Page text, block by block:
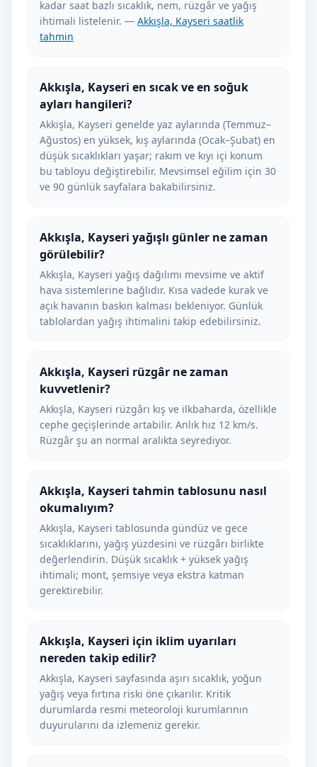
kadar saat bazlı sıcaklık, nem, rüzgâr ve yağış
ihtimali listelenir. — Akkışla, Kayseri saatlik
tahmin
Akkışla, Kayseri en sıcak ve en soğuk
ayları hangileri?
Akkışla, Kayseri genelde yaz aylarında (Temmuz–
Ağustos) en yüksek, kış aylarında (Ocak–Şubat) en
düşük sıcaklıkları yaşar; rakım ve kıyı içi konum
bu tabloyu değiştirebilir. Mevsimsel eğilim için 30
ve 90 günlük sayfalara bakabilirsiniz.
Akkışla, Kayseri yağışlı günler ne zaman
görülebilir?
Akkışla, Kayseri yağış dağılımı mevsime ve aktif
hava sistemlerine bağlıdır. Kısa vadede kurak ve
açık havanın baskın kalması bekleniyor. Günlük
tablolardan yağış ihtimalini takip edebilirsiniz.
Akkışla, Kayseri rüzgâr ne zaman
kuvvetlenir?
Akkışla, Kayseri rüzgârı kış ve ilkbaharda, özellikle
cephe geçişlerinde artabilir. Anlık hız 12 km/s.
Rüzgâr şu an normal aralıkta seyrediyor.
Akkışla, Kayseri tahmin tablosunu nasıl
okumalıyım?
Akkışla, Kayseri tablosunda gündüz ve gece
sıcaklıklarını, yağış yüzdesini ve rüzgârı birlikte
değerlendirin. Düşük sıcaklık + yüksek yağış
ihtimali; mont, şemsiye veya ekstra katman
gerektirebilir.
Akkışla, Kayseri için iklim uyarıları
nereden takip edilir?
Akkışla, Kayseri sayfasında aşırı sıcaklık, yoğun
yağış veya fırtına riski öne çıkarılır. Kritik
durumlarda resmi meteoroloji kurumlarının
duyurularını da izlemeniz gerekir.